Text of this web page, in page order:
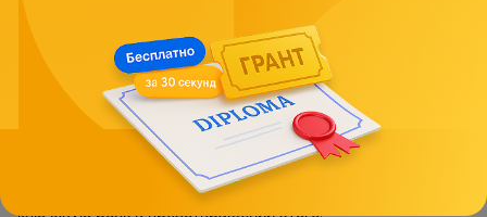
активно используется в некоторых странах.
Использование спортивной психологии для
борьбы с допингом:
Психологическая подготовка и интервенции могут играть
важную роль в процессе борьбы с допингом. Спортсмены,
которые находятся под давлением, могут быть склонны к
использованию запрещенных веществ, психологи играют
ключевую роль в предотвращении этого.